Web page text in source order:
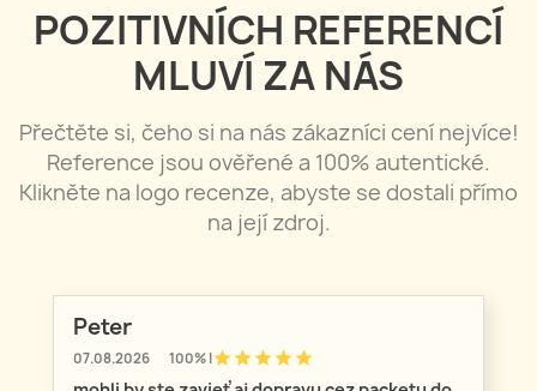
POZITIVNÍCH REFERENCÍ
MLUVÍ ZA NÁS
Přečtěte si, čeho si na nás zákazníci cení nejvíce!
Reference jsou ověřené a 100% autentické.
Klikněte na logo recenze, abyste se dostali přímo
na její zdroj.
Peter
07.08.2026 100% |starstarstarstarstar